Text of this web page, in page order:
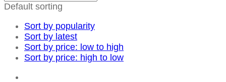
Default sorting
Sort by popularity
Sort by latest
Sort by price: low to high
Sort by price: high to low